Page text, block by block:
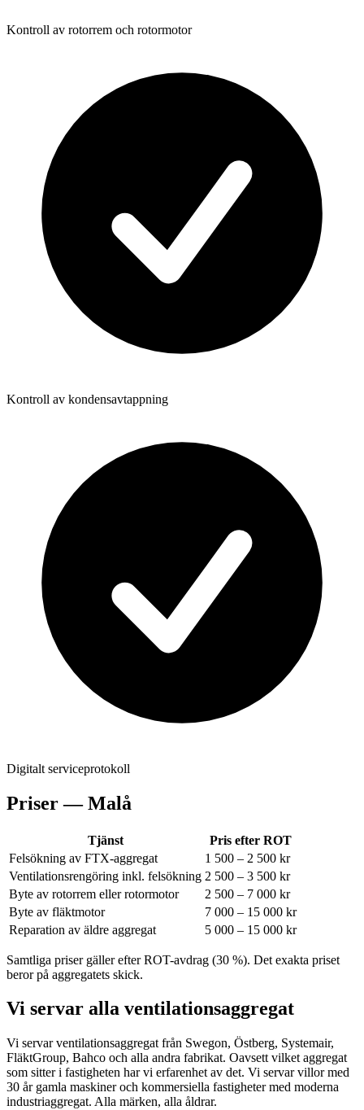
Kontroll av rotorrem och rotormotor
Kontroll av kondensavtappning
Digitalt serviceprotokoll
Priser —Malå
Tjänst
Pris efter ROT
Felsökning av FTX-aggregat
1 500 – 2 500 kr
Ventilationsrengöring inkl. felsökning 2 500 – 3 500 kr
Byte av rotorrem eller rotormotor
2 500 – 7 000 kr
Byte av fläktmotor
7 000 – 15 000 kr
Reparation av äldre aggregat
5 000 – 15 000 kr
Samtliga priser gäller efter ROT-avdrag (30 %). Det exakta priset
beror på aggregatets skick.
Vi servar alla ventilationsaggregat
Vi servar ventilationsaggregat från Swegon, Östberg, Systemair,
FläktGroup, Bahco och alla andra fabrikat. Oavsett vilket aggregat
som sitter i fastigheten har vi erfarenhet av det. Vi servar villor med
30 år gamla maskiner och kommersiella fastigheter med moderna
industriaggregat. Alla märken, alla åldrar.